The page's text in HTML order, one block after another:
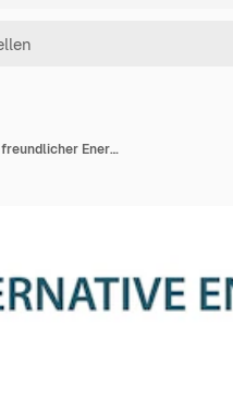
Alternative Energie Vektorillustration Idee der Ökologie mit freundlicher Energie grüne Stadtenergie-App